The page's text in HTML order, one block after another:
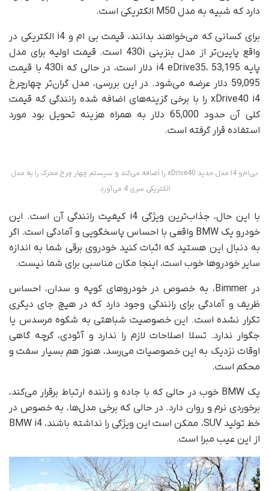
دارد که شبیه به مدل M50 الکتریکی است.
برای کسانی که می‌خواهند بدانند، قیمت بی ام و i4 الکتریکی در
واقع پایین‌تر از مدل بنزینی 430i است. قیمت اولیه برای مدل
پایه i4 eDrive35، 53,195 دلار است، در حالی که 430i با قیمت
59,095 دلار عرضه می‌شود. در این بررسی، مدل گران‌تر چهارچرخ
xDrive40 i4 را با برخی گزینه‌های اضافه شده رانندگی که قیمت
کلی آن حدود 65,000 دلار به همراه هزینه تحویل بود مورد
استفاده قرار گرفته است.
بی‌ام‌و i4 مدل جدید xDrive40 را اضافه می‌کند و سیستم چهار چرخ محرک را به مدل
الکتریکی سری 4 می‌آورد.
با این حال، جذاب‌ترین ویژگی i4 کیفیت رانندگی آن است. این
خودرو یک BMW واقعی با احساس پاسخگویی و آمادگی است. اگر
به دنبال این هستید که اثبات کنید خودروی برقی شما به اندازه
سایر خودروها خوب است، اینجا مکان مناسبی برای شما نیست.
در Bimmer، به خصوص در خودروهای کوپه و سدان، احساس
ظریف و آمادگی برای رانندگی وجود دارد که در هیچ جای دیگری
تکرار نشده است. این خصوصیت شباهتی به شکوه مرسدس یا
جگوار ندارد. تسلا اصلاحات لازم را ندارد و آئودی، گرچه گاهی
اوقات نزدیک به این خصوصیات می‌رسد، هنوز هم بسیار سفت و
محکم است.
یک BMW خوب در حالی که با جاده و راننده ارتباط برقرار می‌کند،
برخوردی نرم و روان دارد. در حالی که برخی مدل‌ها، به خصوص در
خط تولید SUV، ممکن است این ویژگی را نداشته باشند، BMW i4
از این عیب مبرا است.